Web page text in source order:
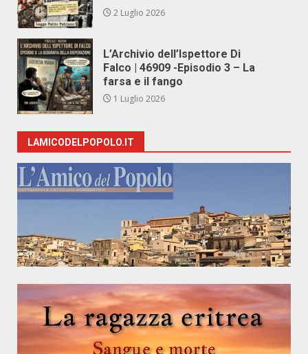
2 Luglio 2026
L’Archivio dell’Ispettore Di
Falco | 46909 -Episodio 3 – La
farsa e il fango
1 Luglio 2026
LAMICODELPOPOLO.IT